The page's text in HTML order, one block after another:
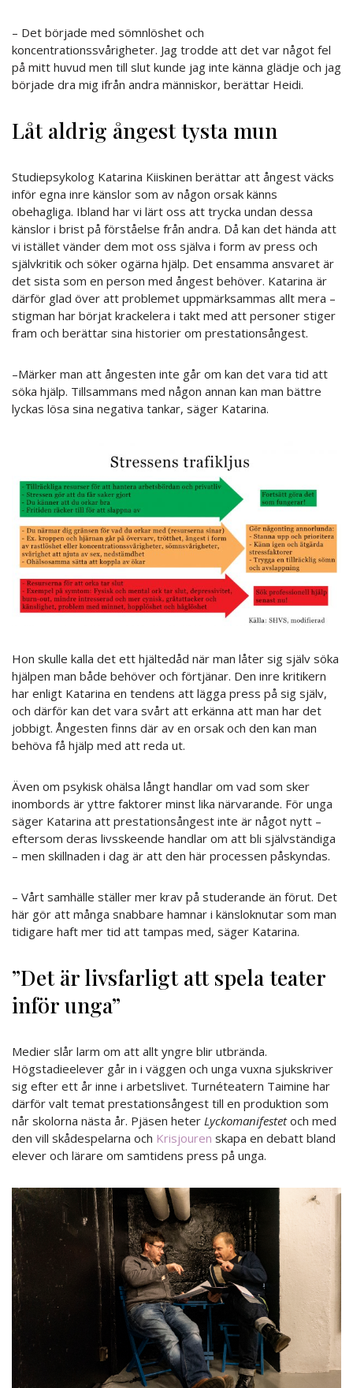
– Det började med sömnlöshet och
koncentrationssvårigheter. Jag trodde att det var något fel
på mitt huvud men till slut kunde jag inte känna glädje och jag
började dra mig ifrån andra människor, berättar Heidi.
Låt aldrig ångest tysta mun
Studiepsykolog Katarina Kiiskinen berättar att ångest väcks
inför egna inre känslor som av någon orsak känns
obehagliga. Ibland har vi lärt oss att trycka undan dessa
känslor i brist på förståelse från andra. Då kan det hända att
vi istället vänder dem mot oss själva i form av press och
självkritik och söker ogärna hjälp. Det ensamma ansvaret är
det sista som en person med ångest behöver. Katarina är
därför glad över att problemet uppmärksammas allt mera –
stigman har börjat krackelera i takt med att personer stiger
fram och berättar sina historier om prestationsångest.
–Märker man att ångesten inte går om kan det vara tid att
söka hjälp. Tillsammans med någon annan kan man bättre
lyckas lösa sina negativa tankar, säger Katarina.
Hon skulle kalla det ett hjältedåd när man låter sig själv söka
hjälpen man både behöver och förtjänar. Den inre kritikern
har enligt Katarina en tendens att lägga press på sig själv,
och därför kan det vara svårt att erkänna att man har det
jobbigt. Ångesten finns där av en orsak och den kan man
behöva få hjälp med att reda ut.
Även om psykisk ohälsa långt handlar om vad som sker
inombords är yttre faktorer minst lika närvarande. För unga
säger Katarina att prestationsångest inte är något nytt –
eftersom deras livsskeende handlar om att bli självständiga
– men skillnaden i dag är att den här processen påskyndas.
– Vårt samhälle ställer mer krav på studerande än förut. Det
här gör att många snabbare hamnar i känsloknutar som man
tidigare haft mer tid att tampas med, säger Katarina.
”Det är livsfarligt att spela teater
inför unga”
Medier slår larm om att allt yngre blir utbrända.
Högstadieelever går in i väggen och unga vuxna sjukskriver
sig efter ett år inne i arbetslivet. Turnéteatern Taimine har
därför valt temat prestationsångest till en produktion som
når skolorna nästa år. Pjäsen heter Lyckomanifestetoch med
den vill skådespelarna och Krisjouren skapa en debatt bland
elever och lärare om samtidens press på unga.